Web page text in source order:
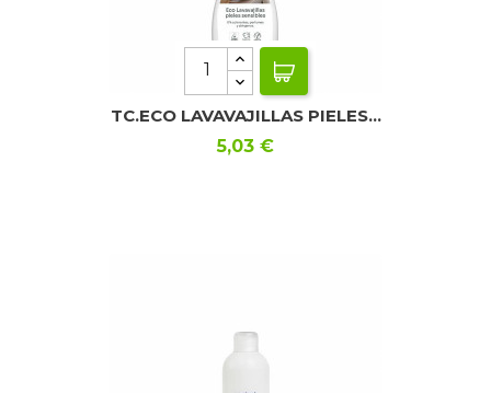
TC.ECO LAVAVAJILLAS PIELES...
Precio
5,03 €